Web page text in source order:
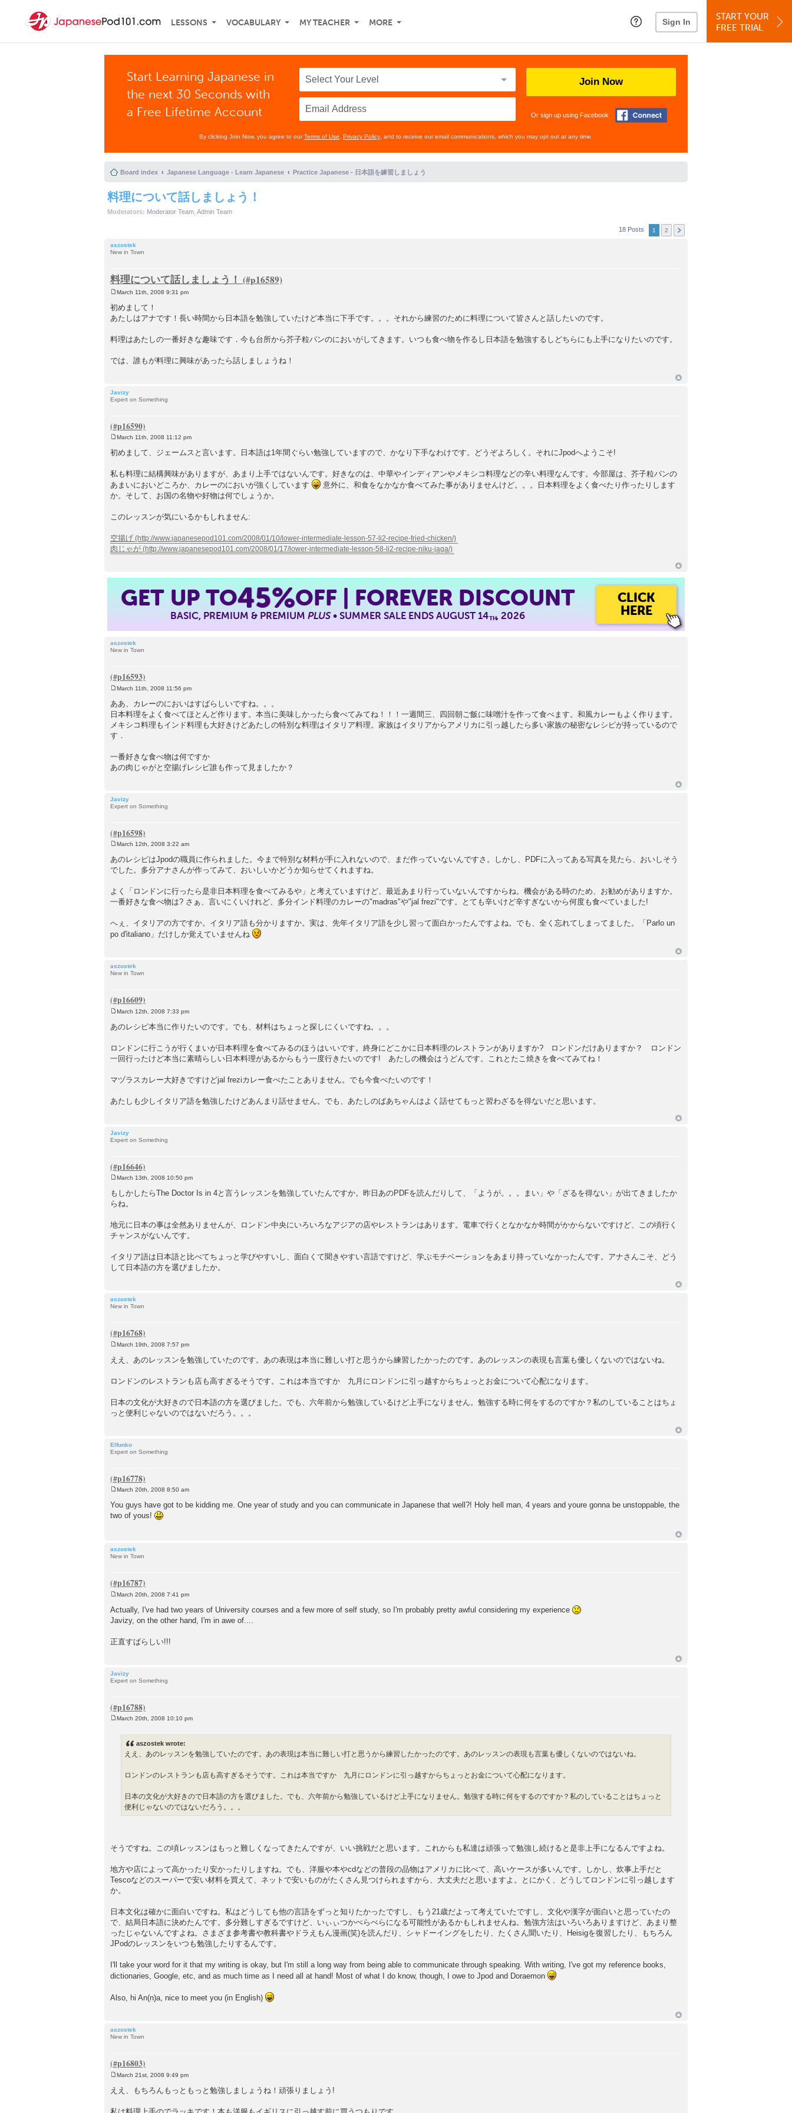
LESSONS VOCABULARY MY TEACHER MORE Sign In
START YOUR
FREE TRIAL
Start Learning Japanese in
the next 30 Seconds with
a Free Lifetime Account
Join Now
Or sign up using Facebook
By clicking Join Now, you agree to ourTerms of Use Privacy Policy , and to receive our email communications, which you may opt out at any time.
Board index Japanese Language - Learn Japanese Practice Japanese - 日本語を練習しましょう
料理について話しましょう！
Moderators: Moderator Team Admin Team
18 Posts 1 2
aszostek
New in Town
料理について話しましょう！
o
s
t
March 11th, 2008 9:31 pm
初めまして！
あたしはアナです！長い時間から日本語を勉強していたけど本当に下手です。。。それから練習のために料理について皆さんと話したいのです。
料理はあたしの一番好きな趣味です．今も台所から芥子粒パンのにおいがしてきます。いつも食べ物を作るし日本語を勉強するしどちらにも上手になりたいのです。
では、誰もが料理に興味があったら話しましょうね！
Javizy
Expert on Something
o
s
March 11th, 2008 11:12 pm
初めまして、ジェームスと言います。日本語は1年間ぐらい勉強していますので、かなり下手なわけです。どうぞよろしく。それにJpodへようこそ!
私も料理に結構興味がありますが、あまり上手ではないんです。好きなのは、中華やインディアンやメキシコ料理などの辛い料理なんです。今部屋は、芥子粒パンの
あまいにおいどころか、カレーのにおいが強くしています
意外に、和食をなかなか食べてみた事がありませんけど。。。日本料理をよく食べたり作ったりします
か。そして、お国の名物や好物は何でしょうか。
このレッスンが気にいるかもしれません:
空揚げ
肉じゃが
GET UP TO45%OFF | FOREVER DISCOUNT
BASIC, PREMIUM & PREMIUMPLUS• SUMMER SALE ENDS AUGUST 14TH, 2026
CLICK
HERE
aszostek
New in Town
o
s
t
March 11th, 2008 11:56 pm
ああ、カレーのにおいはすばらしいですね。。。
日本料理をよく食べてほとんど作ります。本当に美味しかったら食べてみてね！！！一週間三、四回朝ご飯に味噌汁を作って食べます。和風カレーもよく作ります。
メキシコ料理もインド料理も大好きけどあたしの特別な料理はイタリア料理。家族はイタリアからアメリカに引っ越したら多い家族の秘密なレシピが持っているので
す．
一番好きな食べ物は何ですか
あの肉じゃがと空揚げレシピ誰も作って見ましたか？
Javizy
Expert on Something
o
s
t
March 12th, 2008 3:22 am
あのレシピはJpodの職員に作られました。今まで特別な材料が手に入れないので、まだ作っていないんですさ。しかし、PDFに入ってある写真を見たら、おいしそう
でした。多分アナさんが作ってみて、おいしいかどうか知らせてくれますね。
よく「ロンドンに行ったら是非日本料理を食べてみるや」と考えていますけど、最近あまり行っていないんですからね。機会がある時のため、お勧めがありますか。
一番好きな食べ物は? さぁ、言いにくいけれど、多分インド料理のカレーの"madras"や"jal frezi"です。とても辛いけど辛すぎないから何度も食べていました!
へぇ、イタリアの方ですか。イタリア語も分かりますか。実は、先年イタリア語を少し習って面白かったんですよね。でも、全く忘れてしまってました。「Parlo un
po d'italiano」だけしか覚えていませんね
aszostek
New in Town
o
s
March 12th, 2008 7:33 pm
あのレシピ本当に作りたいのです。でも、材料はちょっと探しにくいですね。。。
ロンドンに行こうが行くまいが日本料理を食べてみるのほうはいいです。終身にどこかに日本料理のレストランがありますか? ロンドンだけありますか？ ロンドン
一回行ったけど本当に素晴らしい日本料理があるからもう一度行きたいのです! あたしの機会はうどんです。これとたこ焼きを食べてみてね！
マヅラスカレー大好きですけどjal freziカレー食べたことありません。でも今食べたいのです！
あたしも少しイタリア語を勉強したけどあんまり話せません。でも、あたしのばあちゃんはよく話せてもっと習わざるを得ないだと思います。
Javizy
Expert on Something
o
s
t
March 13th, 2008 10:50 pm
もしかしたらThe Doctor Is in 4と言うレッスンを勉強していたんですか。昨日あのPDFを読んだりして、「ようが。。。まい」や「ざるを得ない」が出てきましたか
らね。
地元に日本の事は全然ありませんが、ロンドン中央にいろいろなアジアの店やレストランはあります。電車で行くとなかなか時間がかからないですけど、この頃行く
チャンスがないんです。
イタリア語は日本語と比べてちょっと学びやすいし、面白くて聞きやすい言語ですけど、学ぶモチベーションをあまり持っていなかったんです。アナさんこそ、どう
して日本語の方を選びましたか。
aszostek
New in Town
s
March 19th, 2008 7:57 pm
ええ、あのレッスンを勉強していたのです。あの表現は本当に難しい打と思うから練習したかったのです。あのレッスンの表現も言葉も優しくないのではないね。
ロンドンのレストランも店も高すぎるそうです。これは本当ですか 九月にロンドンに引っ越すからちょっとお金について心配になります。
日本の文化が大好きので日本語の方を選びました。でも、六年前から勉強しているけど上手になりません。勉強する時に何をするのですか？私のしていることはちょ
っと便利じゃないのではないだろう。。。
Elfunko
Expert on Something
s
t
March 20th, 2008 8:50 am
You guys have got to be kidding me. One year of study and you can communicate in Japanese that well?! Holy hell man, 4 years and youre gonna be unstoppable, the
two of yous!
aszostek
New in Town
s
t
March 20th, 2008 7:41 pm
Actually, I've had two years of University courses and a few more of self study, so I'm probably pretty awful considering my experience
Javizy, on the other hand, I'm in awe of....
正直すばらしい!!!
Javizy
Expert on Something
March 20th, 2008 10:10 pm
aszostek wrote:
ええ、あのレッスンを勉強していたのです。あの表現は本当に難しい打と思うから練習したかったのです。あのレッスンの表現も言葉も優しくないのではないね。
ロンドンのレストランも店も高すぎるそうです。これは本当ですか 九月にロンドンに引っ越すからちょっとお金について心配になります。
日本の文化が大好きので日本語の方を選びました。でも、六年前から勉強しているけど上手になりません。勉強する時に何をするのですか？私のしていることはちょっと
便利じゃないのではないだろう。。。
そうですね。この頃レッスンはもっと難しくなってきたんですが、いい挑戦だと思います。これからも私達は頑張って勉強し続けると是非上手になるんですよね。
地方や店によって高かったり安かったりしますね。でも、洋服や本やcdなどの普段の品物はアメリカに比べて、高いケースが多いんです。しかし、炊事上手だと
Tescoなどのスーパーで安い材料を買えて、ネットで安いものがたくさん見つけられますから、大丈夫だと思いますよ。とにかく、どうしてロンドンに引っ越します
か。
日本文化は確かに面白いですね。私はどうしても他の言語をずっと知りたかったですし、もう21歳だよって考えていたですし、文化や漢字が面白いと思っていたの
で、結局日本語に決めたんです。多分難しすぎるですけど、いぃぃつかぺらぺらになる可能性があるかもしれませんね。勉強方法はいろいろありますけど、あまり整
ったじゃないんですよね。さまざま参考書や教科書やドラえもん漫画(笑)を読んだり、シャドーイングをしたり、たくさん聞いたり、Heisigを復習したり、もちろん
JPodのレッスンをいつも勉強したりするんです。
I'll take your word for it that my writing is okay, but I'm still a long way from being able to communicate through speaking. With writing, I've got my reference books,
dictionaries, Google, etc, and as much time as I need all at hand! Most of what I do know, though, I owe to Jpod and Doraemon
Also, hi An(n)a, nice to meet you (in English)
aszostek
New in Town
s
March 21st, 2008 9:49 pm
ええ、もちろんもっともっと勉強しましょうね！頑張りましょう!